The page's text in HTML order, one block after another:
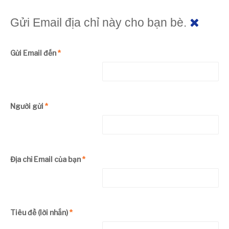
Gửi Email địa chỉ này cho bạn bè.
Gửi Email đến*
Người gửi *
Địa chỉ Email của bạn*
Tiêu đề (lời nhắn)*